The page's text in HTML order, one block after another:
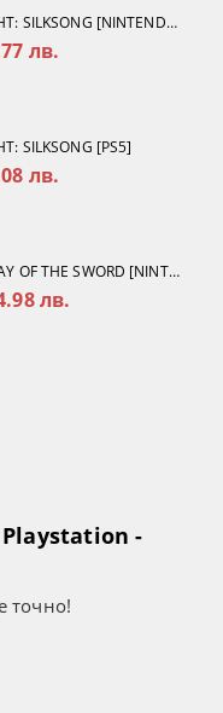
HOLLOW KNIGHT: SILKSONG [NINTENDO SWITCH 2]
лв.
SILKSONG [PS5]
лв.
ONIMUSHA: WAY OF THE SWORD [NINTENDO SWITCH 2]
лв.
-
точно!